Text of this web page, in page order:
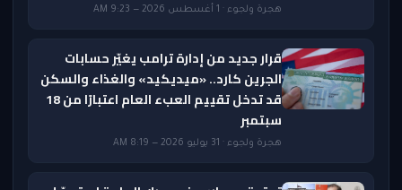
هجرة ولجوء · 1 أغسطس 2026 — 9:23 AM
قرار جديد من إدارة ترامب يغيّر حسابات
الجرين كارد.. «ميديكيد» والغذاء والسكن
قد تدخل تقييم العبء العام اعتبارًا من 18
سبتمبر
هجرة ولجوء · 31 يوليو 2026 — 8:19 AM